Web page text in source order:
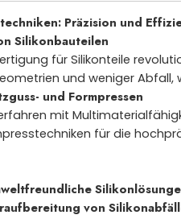
Präzision und
Silikonbauteilen
für Silikonteile
und weniger
und Formpressen
mit
für die
von